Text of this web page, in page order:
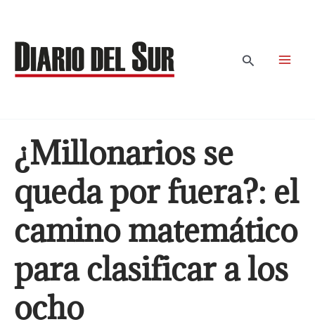
contenido
Buscar
¿Millonarios se
queda por fuera?: el
camino matemático
para clasificar a los
ocho